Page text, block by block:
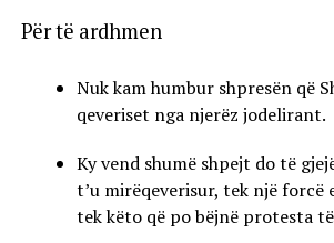
Për të ardhmen
Nuk kam humbur shpresën që
qeveriset nga njerëz jodelirant.
Ky vend shumë shpejt do të
t’u mirëqeverisur, tek një forcë
tek këto që po bëjnë protesta